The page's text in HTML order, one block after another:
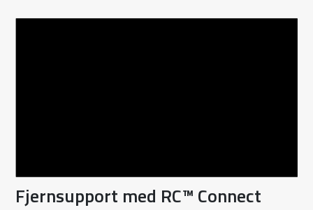
Fjernsupport med RC™ Connect